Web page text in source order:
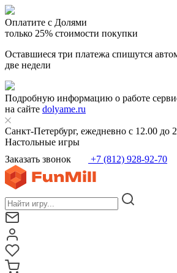
Оплатите с Долями
только 25% стоимости покупки
Оставшиеся три платежа спишутся
две недели
Подробную информацию о работе
на сайте dolyame.ru
Санкт-Петербург, ежедневно с 12.00 до
Настольные игры
Заказать звонок
+7 (812) 928-92-70